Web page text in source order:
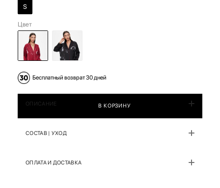
S
Цвет
Бесплатный возврат 30 дней
В КОРЗИНУ
ОПИСАНИЕ
СОСТАВ | УХОД
ОПЛАТА И ДОСТАВКА